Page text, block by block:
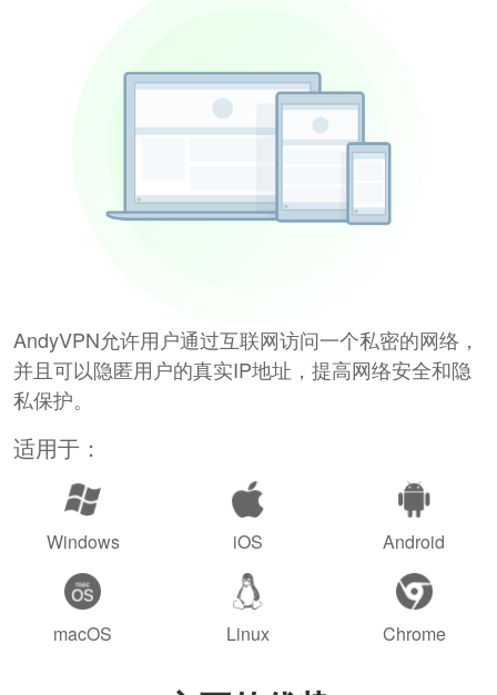
AndyVPN允许用户通过互联网访问一个私密的网络，
并且可以隐匿用户的真实IP地址，提高网络安全和隐
私保护。
适用于：
Windows iOS Android
macOS Linux Chrome